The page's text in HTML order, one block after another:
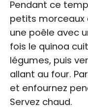
Pendant ce
petits morceaux
une poêle avec
fois le quinoa
légumes, puis
allant au four.
et enfournez
Servez chaud.